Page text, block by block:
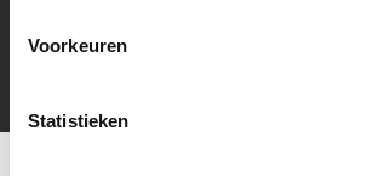
Voorkeuren
Statistieken